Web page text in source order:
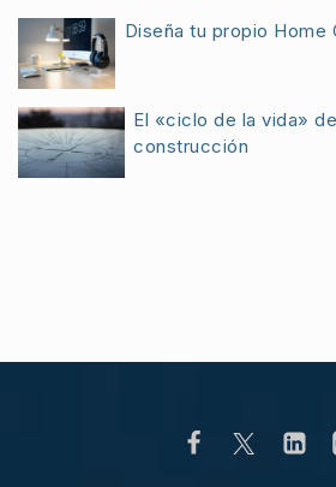
Diseña tu propio Home
El «ciclo de la vida»
construcción